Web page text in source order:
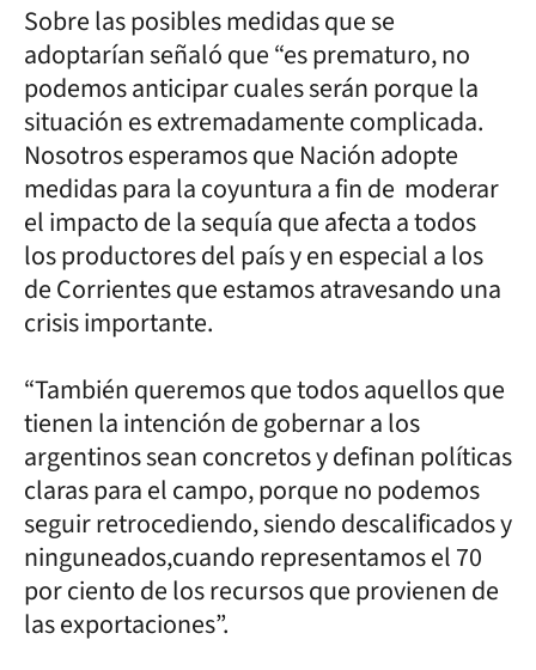
Sobre las posibles medidas que se
adoptarían señaló que “es prematuro, no
podemos anticipar cuales serán porque la
situación es extremadamente complicada.
Nosotros esperamos que Nación adopte
medidas para la coyuntura a fin de moderar
el impacto de la sequía que afecta a todos
los productores del país y en especial a los
de Corrientes que estamos atravesando una
crisis importante.
“También queremos que todos aquellos que
tienen la intención de gobernar a los
argentinos sean concretos y definan políticas
claras para el campo, porque no podemos
seguir retrocediendo, siendo descalificados y
ninguneados,cuando representamos el 70
por ciento de los recursos que provienen de
las exportaciones”.